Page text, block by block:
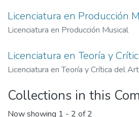
Licenciatura en Producción
Licenciatura en Producción Musical
Licenciatura en Teoría y
Licenciatura en Teoría y Crítica del
Collections in this
Now showing 1 - 2 of 2